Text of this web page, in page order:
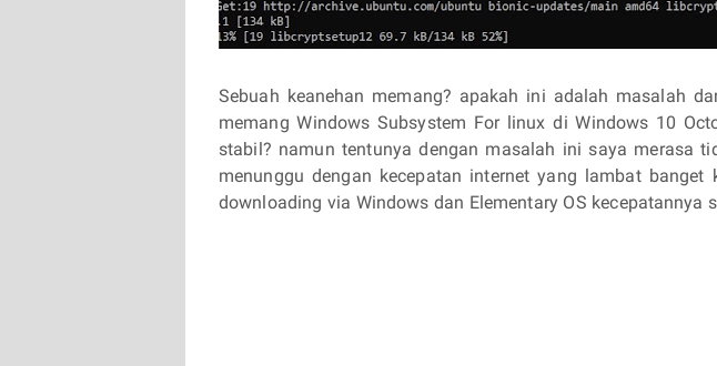
Sebuah keanehan memang? apakah ini adalah masalah
memang Windows Subsystem For linux di Windows 10
stabil? namun tentunya dengan masalah ini saya merasa
menunggu dengan kecepatan internet yang lambat
downloading via Windows dan Elementary OS kecepatannya